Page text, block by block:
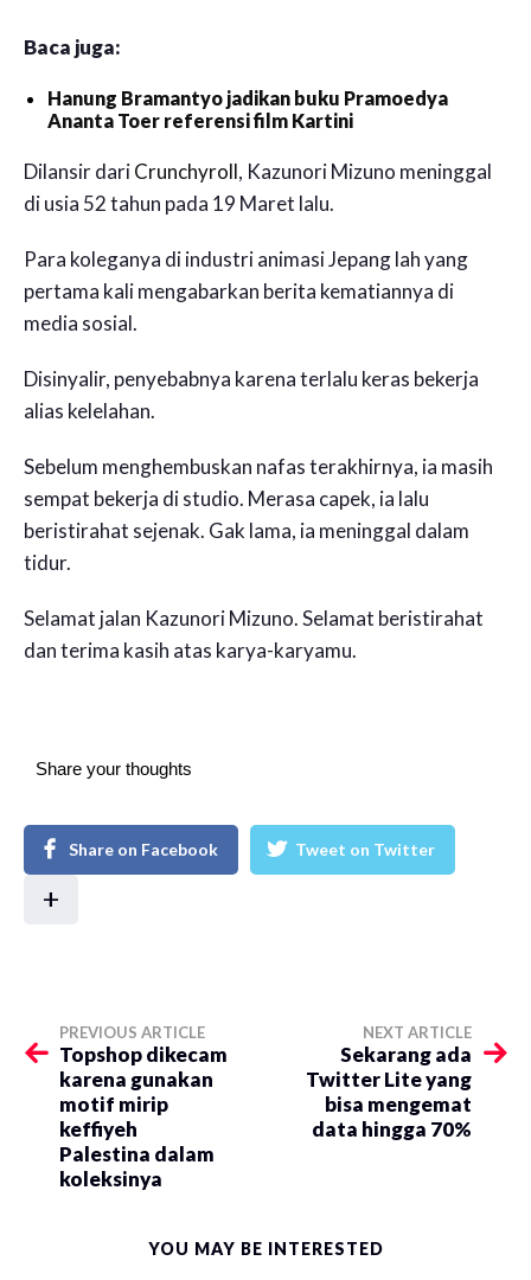
Baca juga:
Hanung Bramantyo jadikan buku Pramoedya
Ananta Toer referensi film Kartini
Dilansir dariCrunchyroll, Kazunori Mizuno meninggal
di usia 52 tahun pada 19 Maret lalu.
Para koleganya di industri animasi Jepang lah yang
pertama kali mengabarkan berita kematiannya di
media sosial.
Disinyalir, penyebabnya karena terlalu keras bekerja
alias kelelahan.
Sebelum menghembuskan nafas terakhirnya, ia masih
sempat bekerja di studio. Merasa capek, ia lalu
beristirahat sejenak. Gak lama, ia meninggal dalam
tidur.
Selamat jalan Kazunori Mizuno. Selamat beristirahat
dan terima kasih atas karya-karyamu.
Share your thoughts
Share on Facebook Tweet on Twitter
+
PREVIOUS ARTICLE
Topshop dikecam
karena gunakan
motif mirip
keffiyeh
Palestina dalam
koleksinya
NEXT ARTICLE
Sekarang ada
Twitter Lite yang
bisa mengemat
data hingga 70%
YOU MAY BE INTERESTED